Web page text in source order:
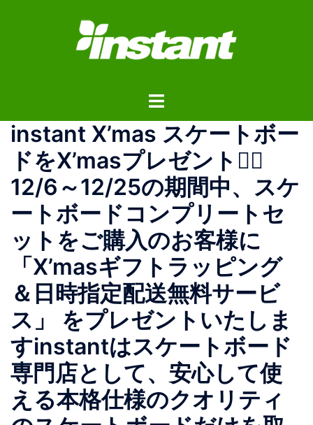
ス
ト
ル
メ
ニ
ュ
ー
instant X’mas スケートボー
ドをX’masプレゼントに🏻
12/6～12/25の期間中、スケ
ートボードコンプリートセ
ットをご購入のお客様に
「X’masギフトラッピング
＆日時指定配送無料サービ
ス」 をプレゼントいたしま
すinstantはスケートボード
専門店として、安心して使
える本格仕様のクオリティ